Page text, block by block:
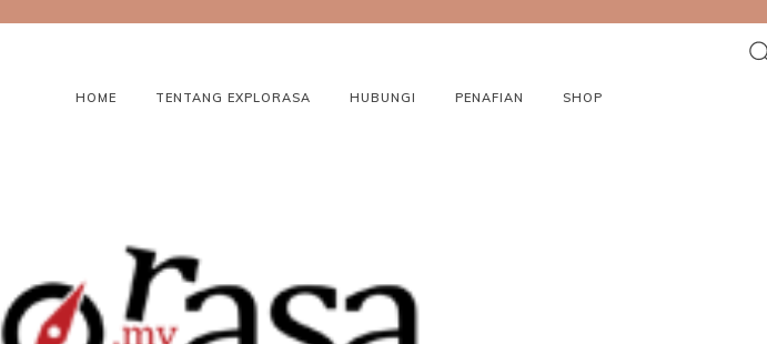
HOME TENTANG EXPLORASA HUBUNGI PENAFIAN SHOP